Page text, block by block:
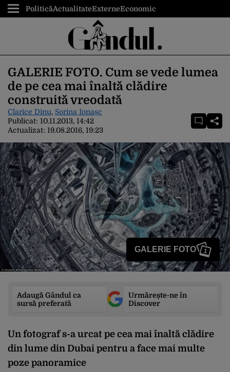
PoliticăActualitateExterneEconomic
GALERIE FOTO. Cum se vede lumea
de pe cea mai înaltă clădire
construită vreodată
Clarice Dinu, Sorina Ionașc
Publicat: 10.11.2013, 14:42
Actualizat: 19.08.2016, 19:23
GALERIE FOTO 1
Adaugă Gândul ca
sursă preferată
Urmărește-ne în
Discover
Un fotograf s-a urcat pe cea mai înaltă clădire
din lume din Dubai pentru a face mai multe
poze panoramice